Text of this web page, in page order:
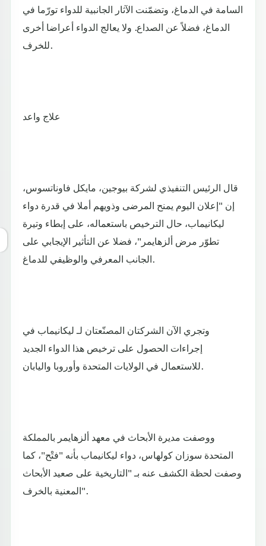
السامة في الدماغ، وتضمّنت الآثار الجانبية للدواء تورّما في
الدماغ، فضلاً عن الصداع. ولا يعالج الدواء أعراضا أخرى
للخرف.
علاج واعد
قال الرئيس التنفيذي لشركة بيوجين، مايكل فاوناتسوس،
إن "إعلان اليوم يمنح المرضى وذويهم أملا في قدرة دواء
ليكانيماب، حال الترخيص باستعماله، على إبطاء وتيرة
تطوّر مرض ألزهايمر"، فضلا عن التأثير الإيجابي على
الجانب المعرفي والوظيفي للدماغ.
وتجري الآن الشركتان المصنّعتان لـ ليكانيماب في
إجراءات الحصول على ترخيص هذا الدواء الجديد
للاستعمال في الولايات المتحدة وأوروبا واليابان.
ووصفت مديرة الأبحاث في معهد ألزهايمر بالمملكة
المتحدة سوزان كولهاس، دواء ليكانيماب بأنه "فتْح"، كما
وصفت لحظة الكشف عنه بـ "التاريخية على صعيد الأبحاث
المعنية بالخرف".